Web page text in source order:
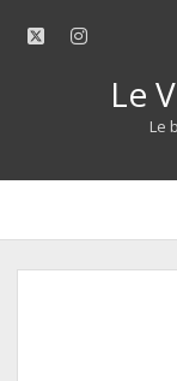
twitterinstagram
Le
Le